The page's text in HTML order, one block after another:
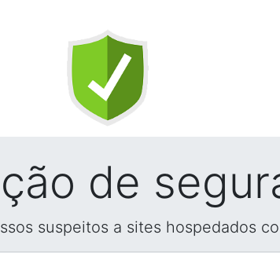
de
suspeitos a sites hospedados